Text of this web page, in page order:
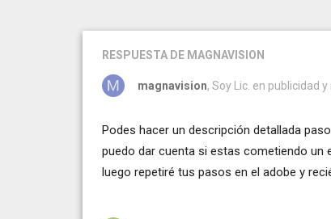
RESPUESTA DE MAGNAVISION
magnavision, Soy Lic. en publicidad
Podes hacer un descripción detallada
puedo dar cuenta si estas cometiendo un
luego repetiré tus pasos en el adobe y